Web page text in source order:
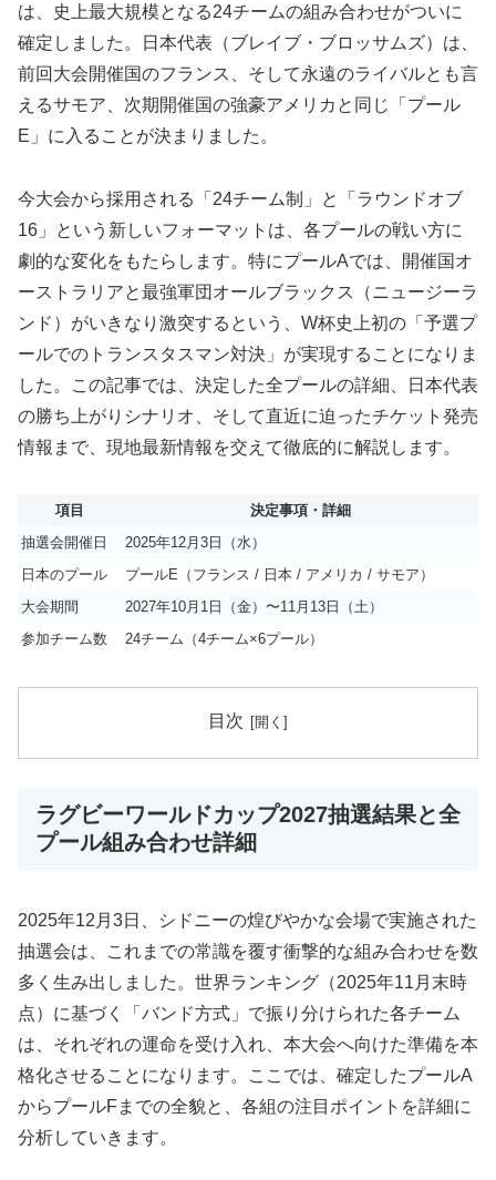
は、史上最大規模となる24チームの組み合わせがついに
確定しました。日本代表（ブレイブ・ブロッサムズ）は、
前回大会開催国のフランス、そして永遠のライバルとも言
えるサモア、次期開催国の強豪アメリカと同じ「プール
E」に入ることが決まりました。
今大会から採用される「24チーム制」と「ラウンドオブ
16」という新しいフォーマットは、各プールの戦い方に
劇的な変化をもたらします。特にプールAでは、開催国オ
ーストラリアと最強軍団オールブラックス（ニュージーラ
ンド）がいきなり激突するという、W杯史上初の「予選プ
ールでのトランスタスマン対決」が実現することになりま
した。この記事では、決定した全プールの詳細、日本代表
の勝ち上がりシナリオ、そして直近に迫ったチケット発売
情報まで、現地最新情報を交えて徹底的に解説します。
項目
決定事項・詳細
抽選会開催日
2025年12月3日（水）
日本のプール
プールE（フランス / 日本 / アメリカ / サモア）
大会期間
2027年10月1日（金）〜11月13日（土）
参加チーム数
24チーム（4チーム×6プール）
目次
ラグビーワールドカップ2027抽選結果と全
プール組み合わせ詳細
2025年12月3日、シドニーの煌びやかな会場で実施された
抽選会は、これまでの常識を覆す衝撃的な組み合わせを数
多く生み出しました。世界ランキング（2025年11月末時
点）に基づく「バンド方式」で振り分けられた各チーム
は、それぞれの運命を受け入れ、本大会へ向けた準備を本
格化させることになります。ここでは、確定したプールA
からプールFまでの全貌と、各組の注目ポイントを詳細に
分析していきます。